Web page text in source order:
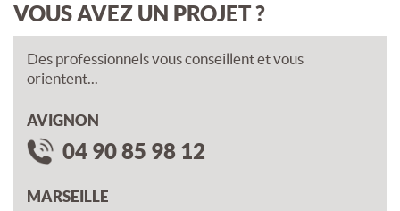
VOUS AVEZ UN PROJET ?
Des professionnels vous conseillent et vous
orientent...
AVIGNON
04 90 85 98 12
MARSEILLE